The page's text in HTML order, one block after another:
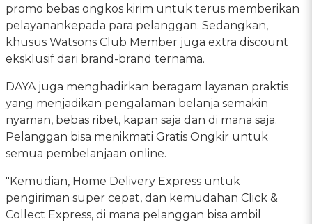
promo bebas ongkos kirim untuk terus memberikan
pelayanankepada para pelanggan. Sedangkan,
khusus Watsons Club Member juga extra discount
eksklusif dari brand-brand ternama.
DAYA juga menghadirkan beragam layanan praktis
yang menjadikan pengalaman belanja semakin
nyaman, bebas ribet, kapan saja dan di mana saja.
Pelanggan bisa menikmati Gratis Ongkir untuk
semua pembelanjaan online.
"Kemudian, Home Delivery Express untuk
pengiriman super cepat, dan kemudahan Click &
Collect Express, di mana pelanggan bisa ambil